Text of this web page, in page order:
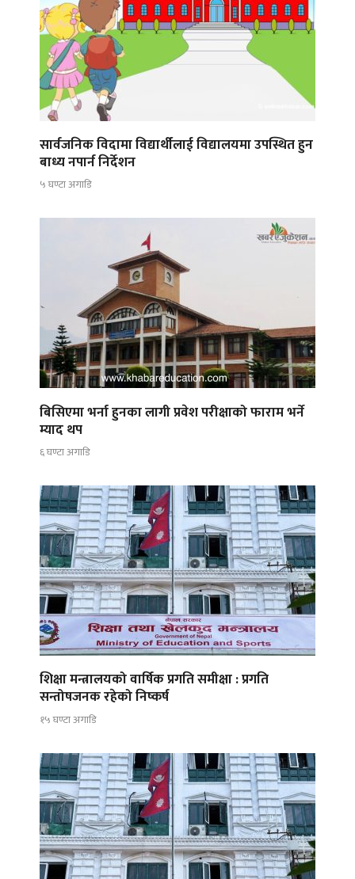
सार्वजनिक विदामा विद्यार्थीलाई विद्यालयमा उपस्थित हुन
बाध्य नपार्न निर्देशन
५ घण्टा अगाडि
बिसिएमा भर्ना हुनका लागी प्रवेश परीक्षाको फाराम भर्ने
म्याद थप
६ घण्टा अगाडि
शिक्षा मन्त्रालयको वार्षिक प्रगति समीक्षा : प्रगति
सन्तोषजनक रहेको निष्कर्ष
१५ घण्टा अगाडि